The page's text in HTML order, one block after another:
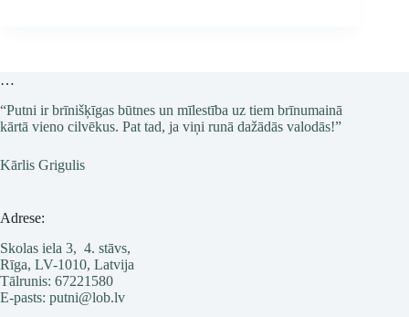
vidū
–
darbi
…
“Putni ir brīnišķīgas būtnes un mīlestība uz tiem brīnumainā
kārtā vieno cilvēkus. Pat tad, ja viņi runā dažādās valodās!”
Kārlis Grigulis
Adrese:
Skolas iela 3, 4. stāvs,
Rīga, LV-1010, Latvija
Tālrunis: 67221580
E-pasts: putni@lob.lv